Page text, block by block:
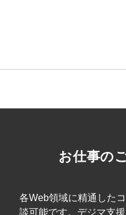
プロに無料相談をする
StockSun株式会社 〒160-0023
お仕事の
各Web領域に精通した
談可能です。デジマ支